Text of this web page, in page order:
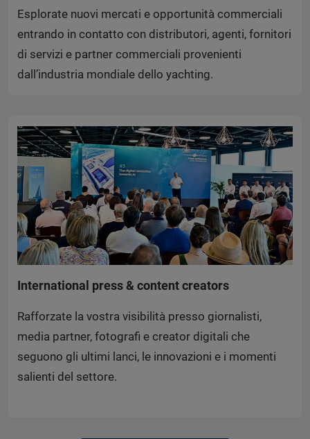
Esplorate nuovi mercati e opportunità commerciali
entrando in contatto con distributori, agenti, fornitori
di servizi e partner commerciali provenienti
dall’industria mondiale dello yachting.
International press & content creators
Rafforzate la vostra visibilità presso giornalisti,
media partner, fotografi e creator digitali che
seguono gli ultimi lanci, le innovazioni e i momenti
salienti del settore.